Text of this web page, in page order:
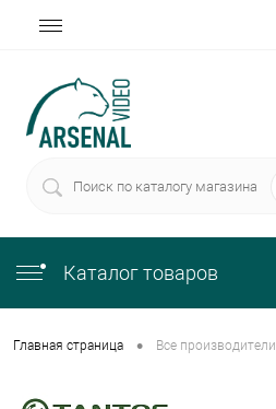
Каталог товаров
Главная страница • Все производители